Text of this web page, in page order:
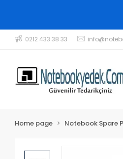
0212 433 38 33
Home page Notebook Spare